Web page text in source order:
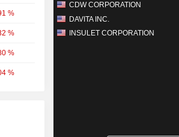
%
%
%
%
CDW CORPORATION
DAVITA INC.
INSULET CORPORATION